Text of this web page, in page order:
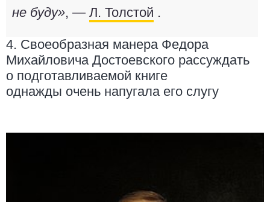
не буду», — Л. Толстой .
4. Своеобразная манера Федора
Михайловича Достоевского рассуждать
о подготавливаемой книге
однажды очень напугала его слугу